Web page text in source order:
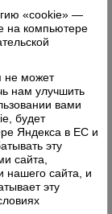
свои
Память – это
неё у
наш
«cookie» —
на компьютере
не может
нам улучшить
вами
будет
Яндекса в ЕС и
эту
сайта,
нашего сайта, и
эту